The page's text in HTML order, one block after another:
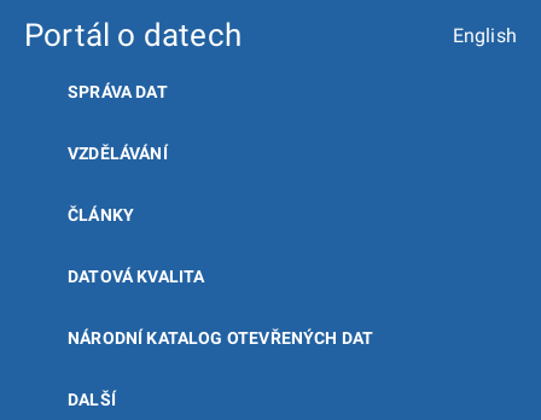
Portál o datech English
SPRÁVA DAT
VZDĚLÁVÁNÍ
ČLÁNKY
DATOVÁ KVALITA
NÁRODNÍ KATALOG OTEVŘENÝCH DAT
DALŠÍ